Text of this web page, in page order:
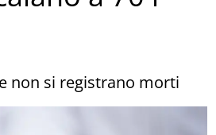
non si registrano morti